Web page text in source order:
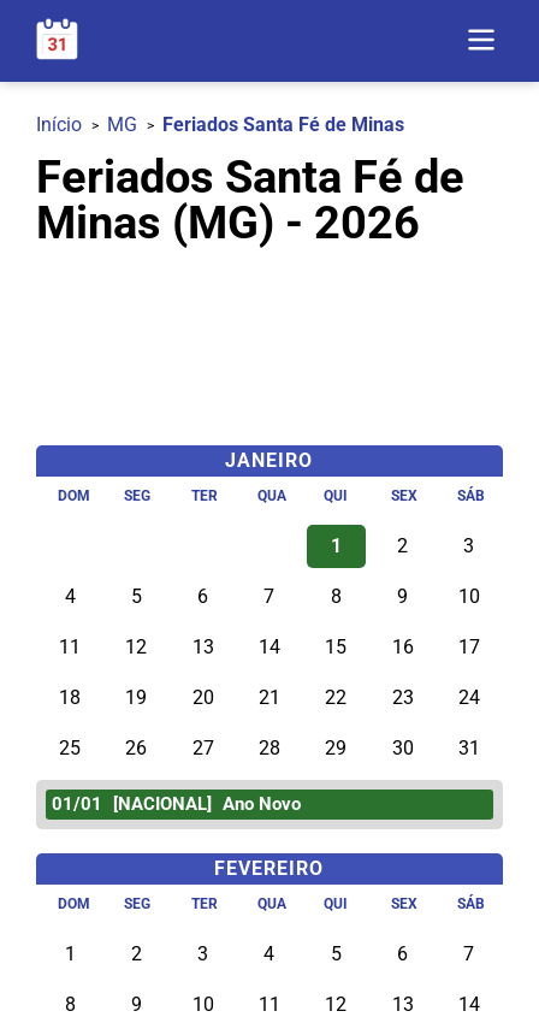
Início MG Feriados Santa Fé de Minas
Feriados Santa Fé de
Minas (MG) - 2026
JANEIRO
DOM SEG TER QUA QUI SEX SÁB
1 2 3
4 5 6 7 8 9 10
11 12 13 14 15 16 17
18 19 20 21 22 23 24
25 26 27 28 29 30 31
01/01 [NACIONAL] Ano Novo
FEVEREIRO
DOM SEG TER QUA QUI SEX SÁB
1 2 3 4 5 6 7
8 9 10 11 12 13 14